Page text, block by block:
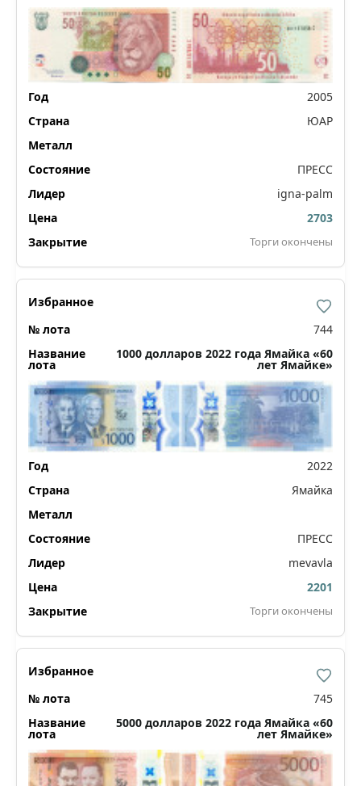
2005
ЮАР
ПРЕСС
igna-palm
2703
Торги окончены
744
1000 долларов 2022 года Ямайка «60
лет Ямайке»
2022
Ямайка
ПРЕСС
mevavla
2201
Торги окончены
745
5000 долларов 2022 года Ямайка «60
лет Ямайке»